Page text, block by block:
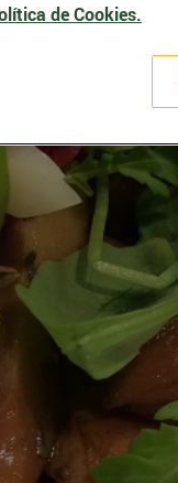
de Cookies.